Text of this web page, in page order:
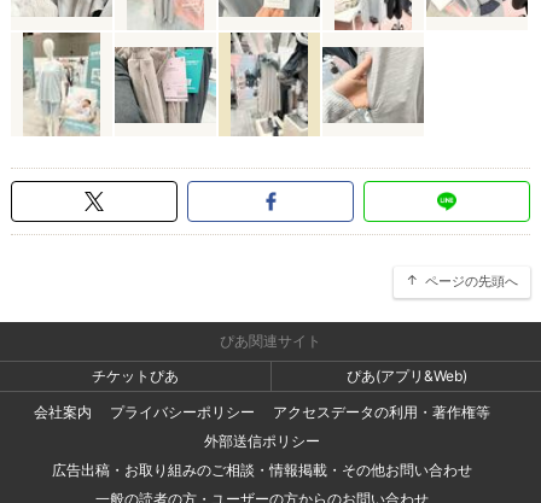
ページの先頭へ
ぴあ関連サイト
チケットぴあ
ぴあ(アプリ&Web)
会社案内
プライバシーポリシー
アクセスデータの利用・著作権等
外部送信ポリシー
広告出稿・お取り組みのご相談・情報掲載・その他お問い合わせ
一般の読者の方・ユーザーの方からのお問い合わせ